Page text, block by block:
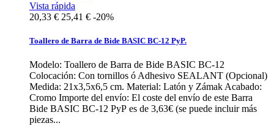
Vista rápida
20,33 € 25,41 € -20%
Toallero de Barra de Bide BASIC BC-12 PyP.
Modelo: Toallero de Barra de Bide BASIC BC-12
Colocación: Con tornillos ó Adhesivo SEALANT (Opcional)
Medida: 21x3,5x6,5 cm. Material: Latón y Zámak Acabado:
Cromo Importe del envío: El coste del envío de este Barra
Bide BASIC BC-12 PyP es de 3,63€ (se puede incluir más
piezas...